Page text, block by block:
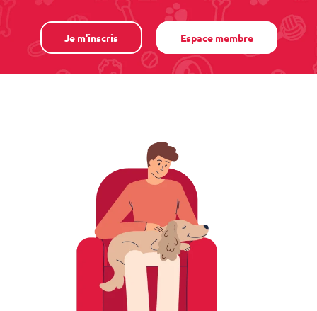
Je m'inscris Espace membre